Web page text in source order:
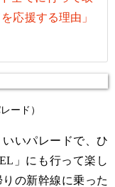
応援する理由」
ード）
いパレードで、ひ
」にも行って楽し
の新幹線に乗った